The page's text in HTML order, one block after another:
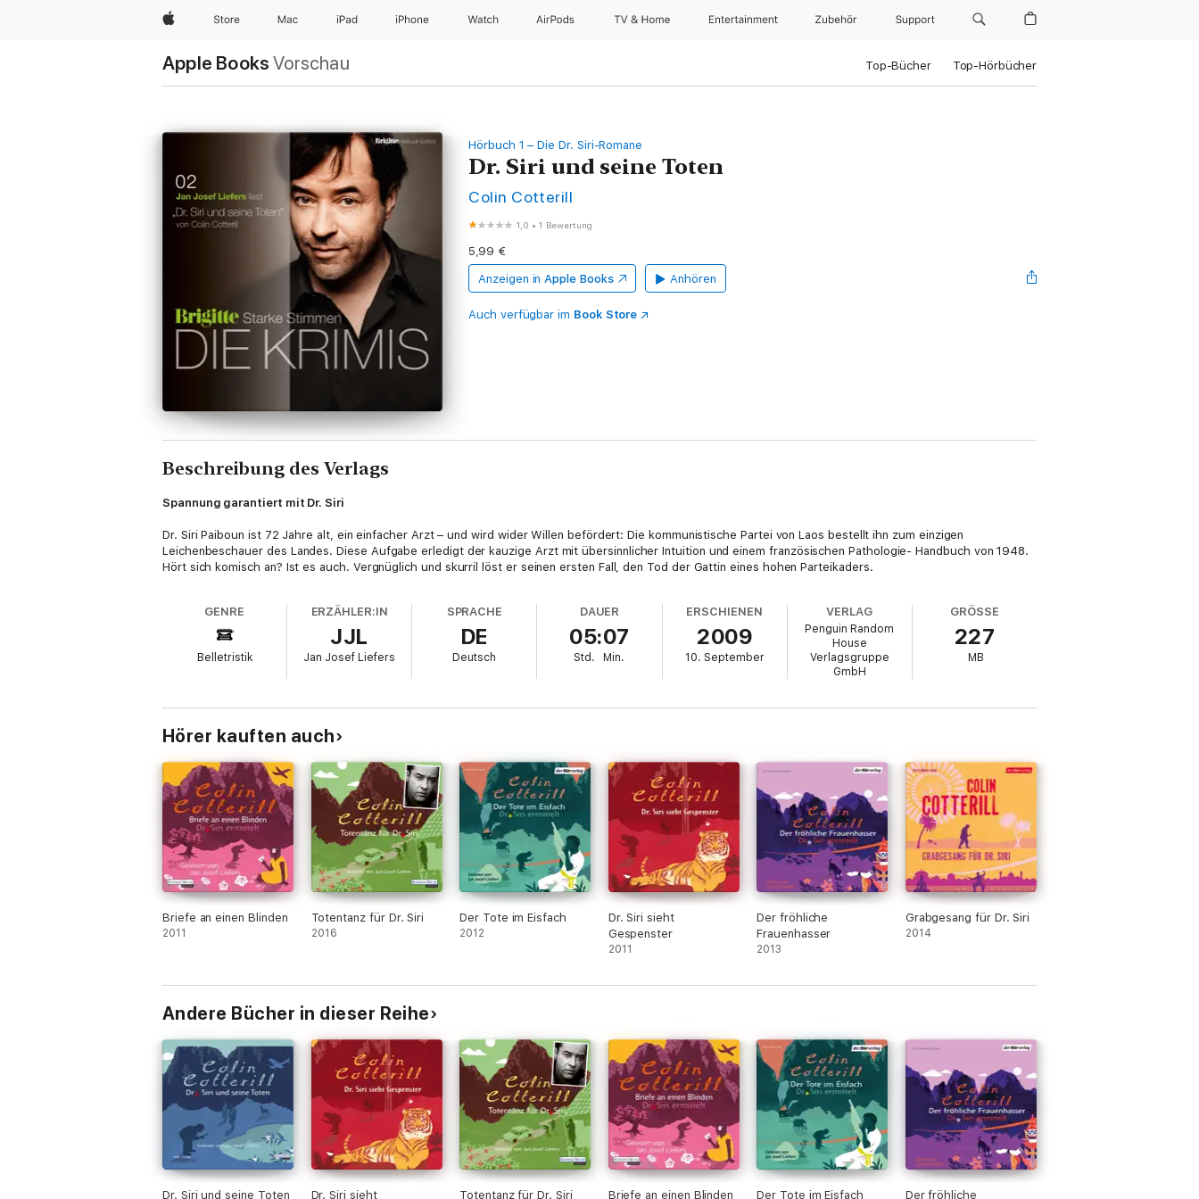
Apple Store Mac iPad iPhone Watch AirPods TV & Home Entertainment Zubehör Support
Apple Books Vorschau Top-Bücher Top-Hörbücher
Hörbuch 1 – Die Dr. Siri-Romane
Dr. Siri und seine Toten
Colin Cotterill
1,0 •1 Bewertung
5,99 €
Anzeigen in Apple Books Anhören
Auch verfügbar im Book Store
Beschreibung des Verlags
Spannung garantiert mit Dr. Siri
Dr. Siri Paiboun ist 72 Jahre alt, ein einfacher Arzt – und wird wider Willen befördert: Die kommunistische Partei von Laos bestellt ihn zum einzigen
Leichenbeschauer des Landes. Diese Aufgabe erledigt der kauzige Arzt mit übersinnlicher Intuition und einem französischen Pathologie- Handbuch von 1948.
Hört sich komisch an? Ist es auch. Vergnüglich und skurril löst er seinen ersten Fall, den Tod der Gattin eines hohen Parteikaders.
GENRE
Belletristik
ERZÄHLER:IN
JJL
Jan Josef Liefers
SPRACHE
DE
Deutsch
DAUER
05:07
Std. Min.
ERSCHIENEN
2009
10. September
VERLAG
Penguin Random
House
Verlagsgruppe
GmbH
GRÖSSE
227
MB
Hörer kauften auch
Briefe an einen Blinden
2011
Totentanz für Dr. Siri
2016
Der Tote im Eisfach
2012
Dr. Siri sieht
Gespenster
2011
Der fröhliche
Frauenhasser
2013
Grabgesang für Dr. Siri
2014
Andere Bücher in dieser Reihe
Dr. Siri und seine Toten Dr. Siri sieht Totentanz für Dr. Siri Briefe an einen Blinden Der Tote im Eisfach Der fröhliche